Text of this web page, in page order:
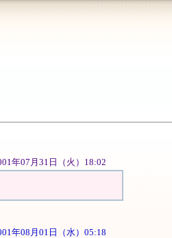
年07月31日（火）18:02
年08月01日（水）05:18